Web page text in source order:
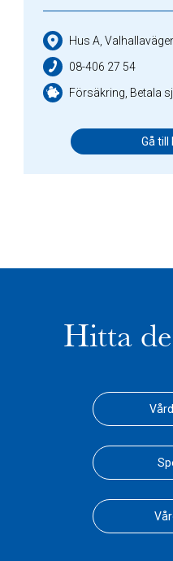
Hus A,
08-406 27 54
Försäkring, Betala
Gå till
Hitta